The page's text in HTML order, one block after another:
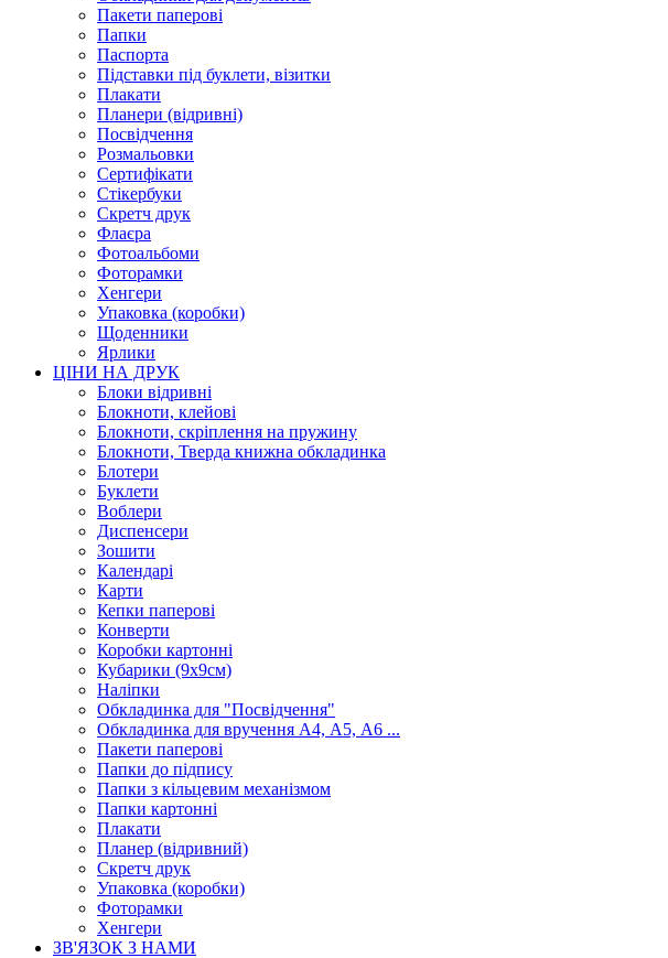
Пакети паперові
Папки
Паспорта
Підставки під буклети, візитки
Плакати
Планери (відривні)
Посвідчення
Розмальовки
Сертифікати
Стікербуки
Скретч друк
Флаєра
Фотоальбоми
Фоторамки
Хенгери
Упаковка (коробки)
Щоденники
Ярлики
ЦІНИ НА ДРУК
Блоки відривні
Блокноти, клейові
Блокноти, скріплення на пружину
Блокноти, Тверда книжна обкладинка
Блотери
Буклети
Воблери
Диспенсери
Зошити
Календарі
Карти
Кепки паперові
Конверти
Коробки картонні
Кубарики (9х9см)
Наліпки
Обкладинка для "Посвідчення"
Обкладинка для вручення А4, А5, А6 ...
Пакети паперові
Папки до підпису
Папки з кільцевим механізмом
Папки картонні
Плакати
Планер (відривний)
Скретч друк
Упаковка (коробки)
Фоторамки
Хенгери
ЗВ'ЯЗОК З НАМИ